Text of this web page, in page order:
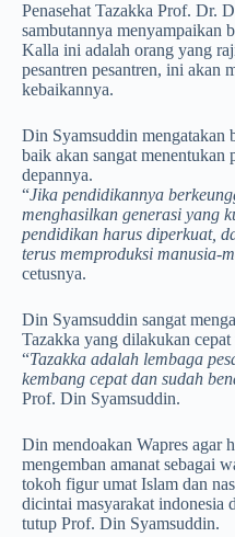
Penasehat Tazakka Prof. Dr.
sambutannya menyampaikan
Kalla ini adalah orang yang
pesantren pesantren, ini akan
kebaikannya.
Din Syamsuddin mengatakan
baik akan sangat menentukan
depannya.
“Jika pendidikannya
menghasilkan generasi yang
pendidikan harus diperkuat,
terus memproduksi manusia-
cetusnya.
Din Syamsuddin sangat
Tazakka yang dilakukan cepat
“Tazakka adalah lembaga
kembang cepat dan sudah
Prof. Din Syamsuddin.
Din mendoakan Wapres agar
mengemban amanat sebagai
tokoh figur umat Islam dan
dicintai masyarakat indonesia
tutup Prof. Din Syamsuddin.